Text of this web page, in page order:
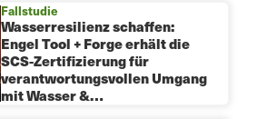
Fallstudie
Wasserresilienz schaffen:
Engel Tool + Forge erhält die
SCS-Zertifizierung für
verantwortungsvollen Umgang
mit Wasser &…